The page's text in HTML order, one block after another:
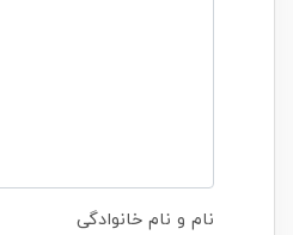
نام و نام خانوادگی